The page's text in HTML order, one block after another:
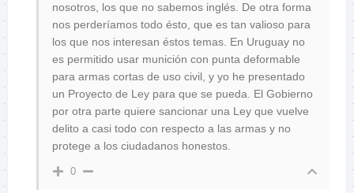
nosotros, los que no sabemos inglés. De otra forma
nos perderíamos todo ésto, que es tan valioso para
los que nos interesan éstos temas. En Uruguay no
es permitido usar munición con punta deformable
para armas cortas de uso civil, y yo he presentado
un Proyecto de Ley para que se pueda. El Gobierno
por otra parte quiere sancionar una Ley que vuelve
delito a casi todo con respecto a las armas y no
protege a los ciudadanos honestos.
0